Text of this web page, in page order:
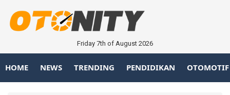
Friday 7th of August 2026
HOME NEWS TRENDING PENDIDIKAN OTOMOTIF